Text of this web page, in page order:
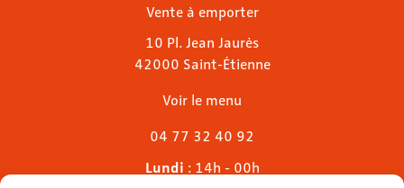
Vente à emporter
10 Pl. Jean Jaurès
42000 Saint-Étienne
Voir le menu
04 77 32 40 92
Lundi : 14h - 00h